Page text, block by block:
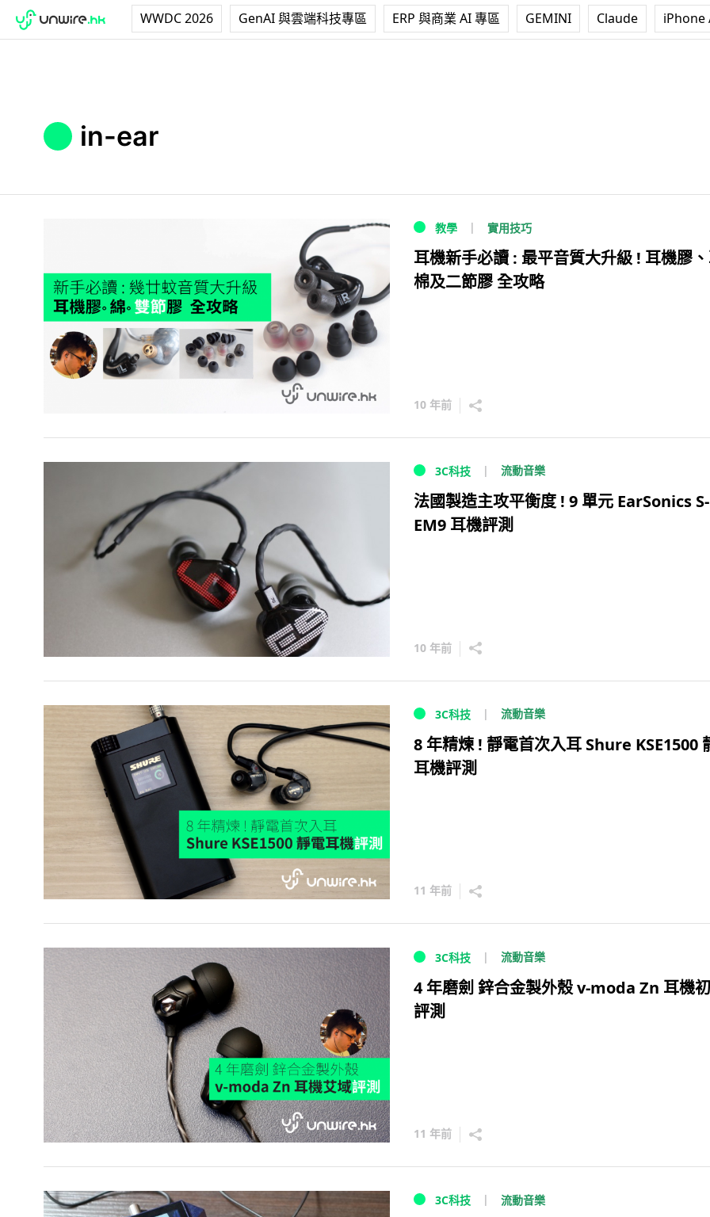
WWDC 2026 GenAI 與雲端科技專區 ERP 與商業 AI 專區 GEMINI Claude iPhone
in-ear
教學 實用技巧
耳機新手必讀 : 最平音質大升級 ! 耳機膠
棉及二節膠 全攻略
10 年前
3C科技 流動音樂
法國製造主攻平衡度 ! 9 單元 EarSonics S-
EM9 耳機評測
10 年前
3C科技 流動音樂
8 年精煉 ! 靜電首次入耳 Shure KSE1500
耳機評測
11 年前
3C科技 流動音樂
4 年磨劍 鋅合金製外殼 v-moda Zn 耳機
評測
11 年前
3C科技 流動音樂